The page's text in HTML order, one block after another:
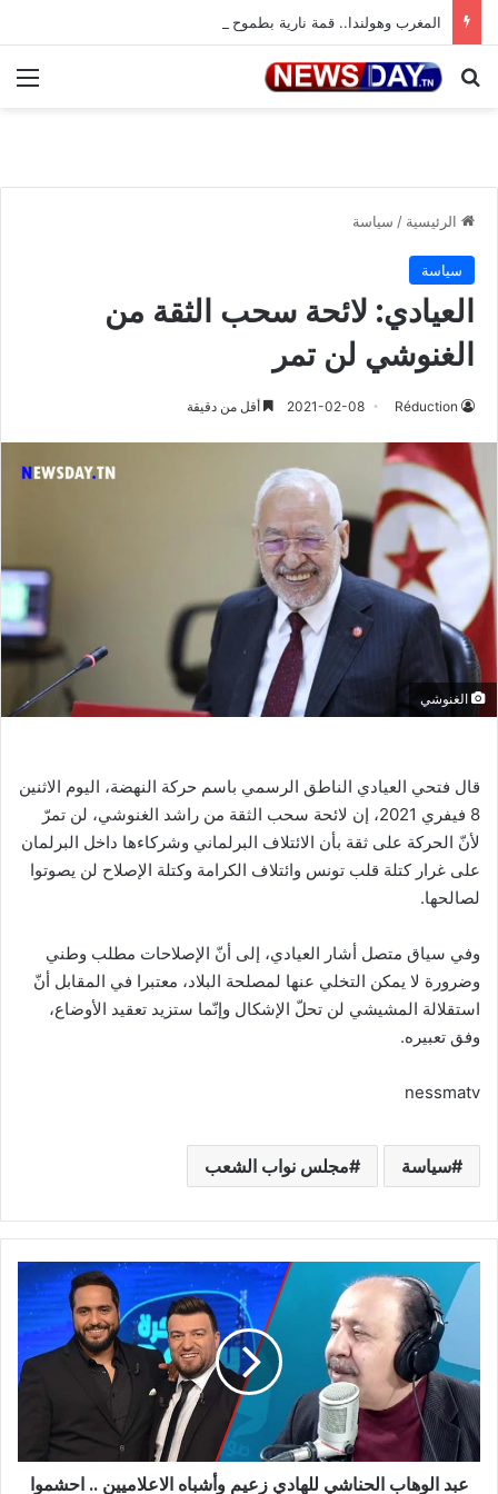
المغرب وهولندا.. قمة نارية بطموح التأهل إلى ثمن النهائي
بحث عن
الرئيسية / سياسة
سياسة
العيادي: لائحة سحب الثقة من
الغنوشي لن تمر
Réduction
2021-02-08 أقل من دقيقة
الغنوشي
قال فتحي العيادي الناطق الرسمي باسم حركة النهضة، اليوم الاثنين
8 فيفري 2021، إن لائحة سحب الثقة من راشد الغنوشي، لن تمرّ
لأنّ الحركة على ثقة بأن الائتلاف البرلماني وشركاءها داخل البرلمان
على غرار كتلة قلب تونس وائتلاف الكرامة وكتلة الإصلاح لن يصوتوا
لصالحها.
وفي سياق متصل أشار العيادي، إلى أنّ الإصلاحات مطلب وطني
وضرورة لا يمكن التخلي عنها لمصلحة البلاد، معتبرا في المقابل أنّ
استقلالة المشيشي لن تحلّ الإشكال وإنّما ستزيد تعقيد الأوضاع،
وفق تعبيره.
nessmatv
سياسة مجلس نواب الشعب
عبد
الوهاب
الحناشي
زعيم
وأشباه
الاعلاميين
..
احشموا
على
عبد الوهاب الحناشي للهادي زعيم وأشباه الاعلاميين .. احشموا